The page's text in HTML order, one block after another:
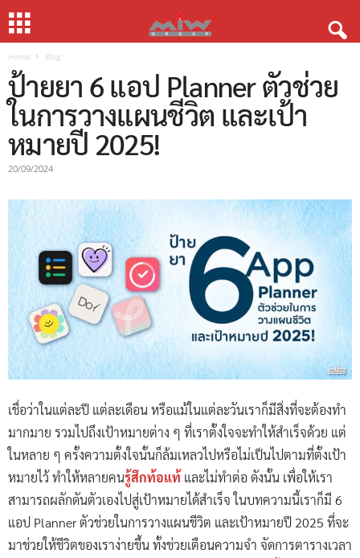
Home Blog
ป้ายยา 6 แอป Planner ตัวช่วย
ในการวางแผนชีวิต และเป้า
หมายปี 2025!
20/09/2024
เชื่อว่าในแต่ละปี แต่ละเดือน หรือแม้ในแต่ละวันเราก็มีสิ่งที่จะต้องทำ
มากมาย รวมไปถึงเป้าหมายต่าง ๆ ที่เราตั้งใจจะทำให้สำเร็จด้วย แต่
ในหลาย ๆ ครั้งความตั้งใจนั้นก็ล้มเหลวไปหรือไม่เป็นไปตามที่ตั้งเป้า
หมายไว้ ทำให้หลายคนรู้สึกท้อแท้ และไม่ทำต่อ ดังนั้น เพื่อให้เรา
สามารถผลักดันตัวเองไปสู่เป้าหมายได้สำเร็จ ในบทความนี้เราก็มี 6
แอป Planner ตัวช่วยในการวางแผนชีวิต และเป้าหมายปี 2025 ที่จะ
มาช่วยให้ชีวิตของเราง่ายขึ้น ทั้งช่วยเตือนความจำ จัดการตารางเวลา